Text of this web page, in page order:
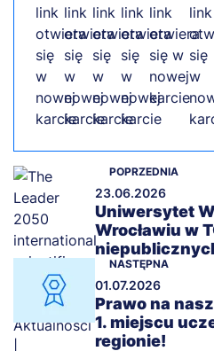
POPRZEDNIA
23.06.2026
Uniwersytet
Wrocławiu w
NASTĘPNA
01.07.2026
Prawo na
1. miejscu
regionie!